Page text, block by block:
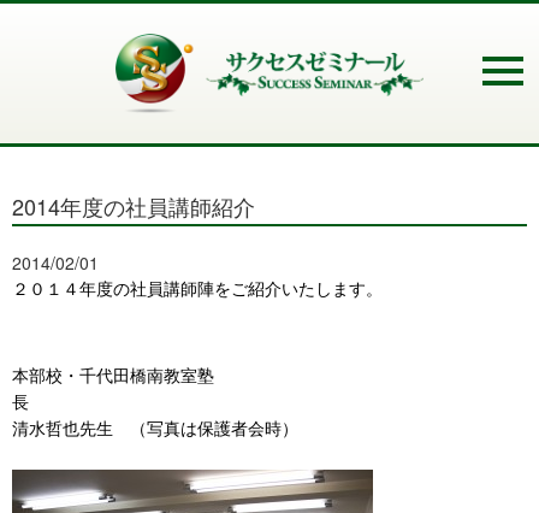
2014年度の社員講師紹介
2014/02/01
２０１４年度の社員講師陣をご紹介いたします。
本部校・千代田橋南教室塾
清水哲也先生 （写真は保護者会時）